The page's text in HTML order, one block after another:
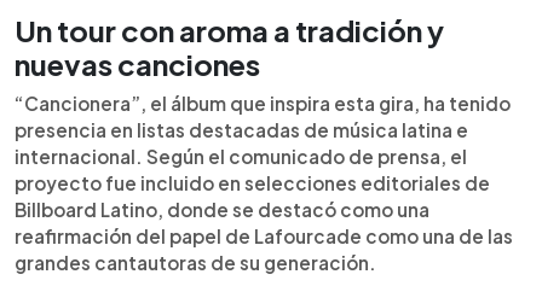
Un tour con aroma a tradición y
nuevas canciones
“Cancionera”, el álbum que inspira esta gira, ha tenido
presencia en listas destacadas de música latina e
internacional. Según el comunicado de prensa, el
proyecto fue incluido en selecciones editoriales de
Billboard Latino, donde se destacó como una
reafirmación del papel de Lafourcade como una de las
grandes cantautoras de su generación.